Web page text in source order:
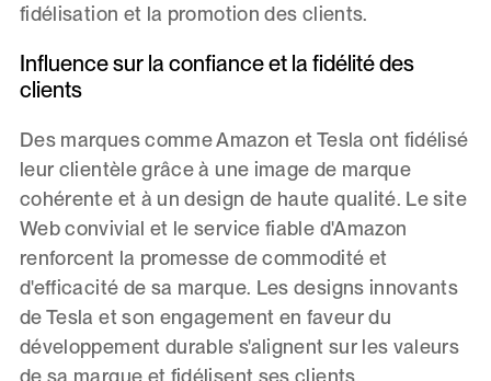
fidélisation et la promotion des clients.
Influence sur la confiance et la fidélité des
clients
Des marques comme Amazon et Tesla ont fidélisé
leur clientèle grâce à une image de marque
cohérente et à un design de haute qualité. Le site
Web convivial et le service fiable d'Amazon
renforcent la promesse de commodité et
d'efficacité de sa marque. Les designs innovants
de Tesla et son engagement en faveur du
développement durable s'alignent sur les valeurs